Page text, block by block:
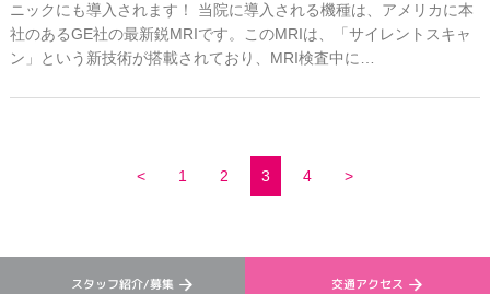
ニックにも導入されます！ 当院に導入される機種は、アメリカに本
社のあるGE社の最新鋭MRIです。このMRIは、「サイレントスキャ
ン」という新技術が搭載されており、MRI検査中に…
< 1 2 3 4 >
スタッフ紹介/募集 交通アクセス